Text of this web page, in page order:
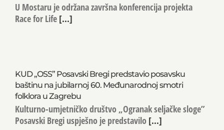
U Mostaru je održana završna konferencija projekta
Race for Life [...]
KUD „OSS” Posavski Bregi predstavio posavsku
baštinu na jubilarnoj 60. Međunarodnoj smotri
folklora u Zagrebu
Kulturno-umjetničko društvo „Ogranak seljačke sloge”
Posavski Bregi uspješno je predstavilo [...]